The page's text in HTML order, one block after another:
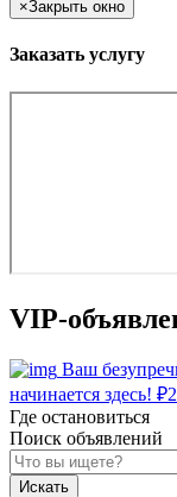
×Закрыть окно
Заказать услугу
VIP-
Ваш
начинается здесь! ₽
Где остановиться
Поиск объявлений
Искать